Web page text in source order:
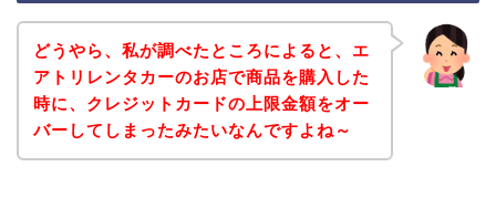
どうやら、私が調べたところによると、エ
アトリレンタカーのお店で商品を購入した
時に、クレジットカードの上限金額をオー
バーしてしまったみたいなんですよね～